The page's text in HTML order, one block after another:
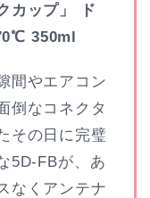
カップ」 ド
350ml
間やエアコン
倒なコネクタ
その日に完璧
5D-FBが、あ
なくアンテナ